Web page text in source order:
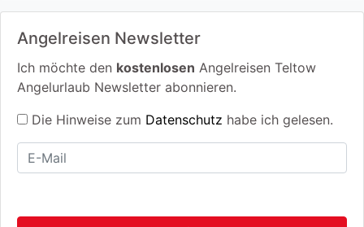
Angelreisen Newsletter
Ich möchte den kostenlosen Angelreisen Teltow
Angelurlaub Newsletter abonnieren.
Die Hinweise zum Datenschutz habe ich gelesen.